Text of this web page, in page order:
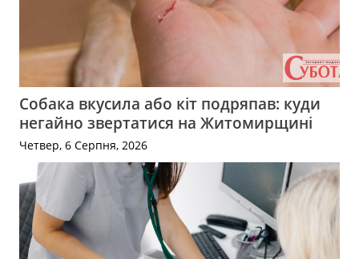
Собака вкусила або кіт подряпав: куди
негайно звертатися на Житомирщині
Четвер, 6 Серпня, 2026